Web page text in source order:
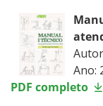
Ano:
PDF completo